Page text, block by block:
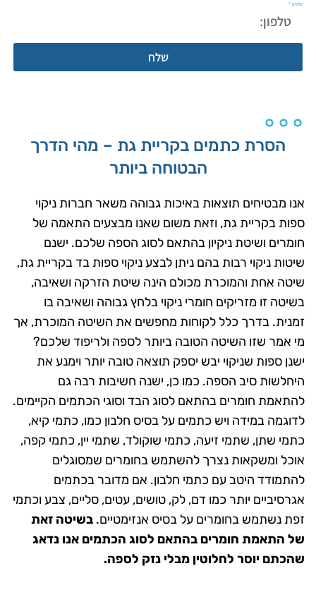
טלפון
שלח
הסרת כתמים בקריית גת – מהי הדרך
הבטוחה ביותר
אנו מבטיחים תוצאות באיכות גבוהה משאר חברות ניקוי
ספות בקריית גת, וזאת משום שאנו מבצעים התאמה של
חומרים ושיטת ניקיון בהתאם לסוג הספה שלכם. ישנם
שיטות ניקוי רבות בהם ניתן לבצע ניקוי ספות בד בקריית גת,
שיטה אחת והמוכרת מכולם הינה שיטת הזרקה ושאיבה,
בשיטה זו מזריקים חומרי ניקוי בלחץ גבוהה ושאיבה בו
זמנית. בדרך כלל לקוחות מחפשים את השיטה המוכרת, אך
מי אמר שזו השיטה הטובה ביותר לספה ולריפוד שלכם?
ישנן ספות שניקוי יבש יספק תוצאה טובה יותר וימנע את
היחלשות סיב הספה. כמו כן, ישנה חשיבות רבה גם
להתאמת חומרים בהתאם לסוג הבד וסוגי הכתמים הקיימים.
לדוגמה במידה ויש כתמים על בסיס חלבון כמו, כתמי קיא,
כתמי שתן, שתמי זיעה, כתמי שוקולד, שתמי יין, כתמי קפה,
אוכל ומשקאות נצרך להשתמש בחומרים שמסוגלים
להתמודד היטב עם כתמי חלבון. אם מדובר בכתמים
אגרסיביים יותר כמו דם, לק, טושים, עטים, סליים, צבע וכתמי
זפת נשתמש בחומרים על בסיס אנזימטיים.בשיטה זאת
של התאמת חומרים בהתאם לסוג הכתמים אנו נדאג
שהכתם יוסר לחלוטין מבלי נזק לספה.